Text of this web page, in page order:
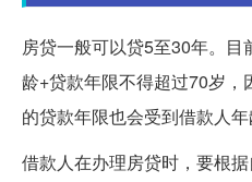
房贷一般可以贷5至30年。
龄+贷款年限不得超过70岁
的贷款年限也会受到借款人年
借款人在办理房贷时，要根